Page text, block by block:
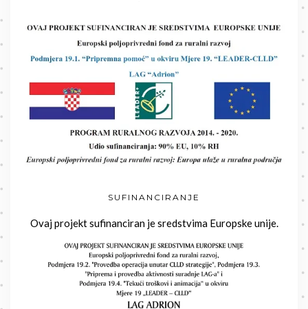
SUFINANCIRANJE
Ovaj projekt sufinanciran je sredstvima Europske unije.